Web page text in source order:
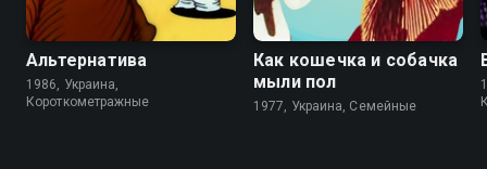
6.8
Альтернатива
1986, Украина,
Короткометражные
6.8 7.3
Как кошечка и собачка
мыли пол
1977, Украина, Семейные